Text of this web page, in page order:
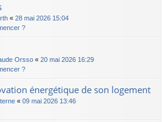
« 28 mai 2026 15:04
?
Orsso « 20 mai 2026 16:29
?
énergétique de son logement
« 09 mai 2026 13:46